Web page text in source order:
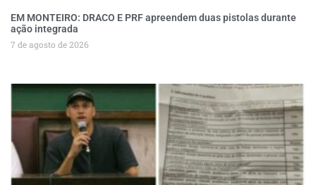
EM MONTEIRO: DRACO E PRF apreendem duas pistolas durante
ação integrada
7 de agosto de 2026